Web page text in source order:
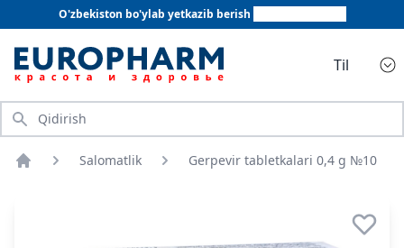
O'zbekiston bo'ylab yetkazib berish
Til
Qidirish
Salomatlik Gerpevir tabletkalari 0,4 g №10